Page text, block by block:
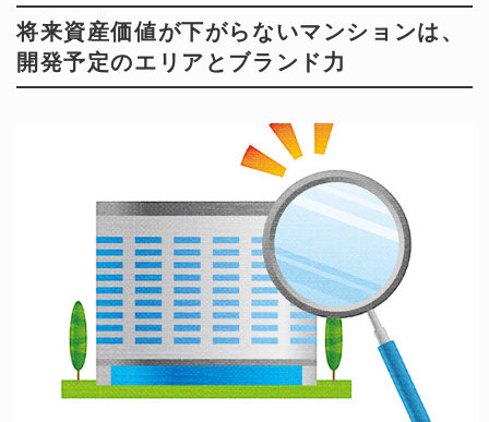
将来資産価値が下がらないマンションは、
開発予定のエリアとブランド力